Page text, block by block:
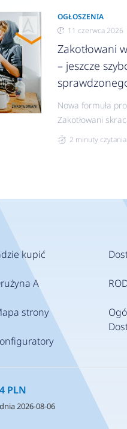
OGŁOSZENIA
11 czerwca 2026
Zakotłowani
– jeszcze
Nowa formuła
Zakotłowani
zgłoszenia do
2 minuty czytania
kupić
A
strony
PLN
2026-08-06